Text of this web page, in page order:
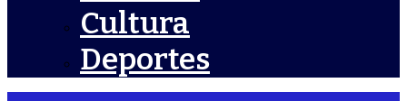
Cultura
Deportes